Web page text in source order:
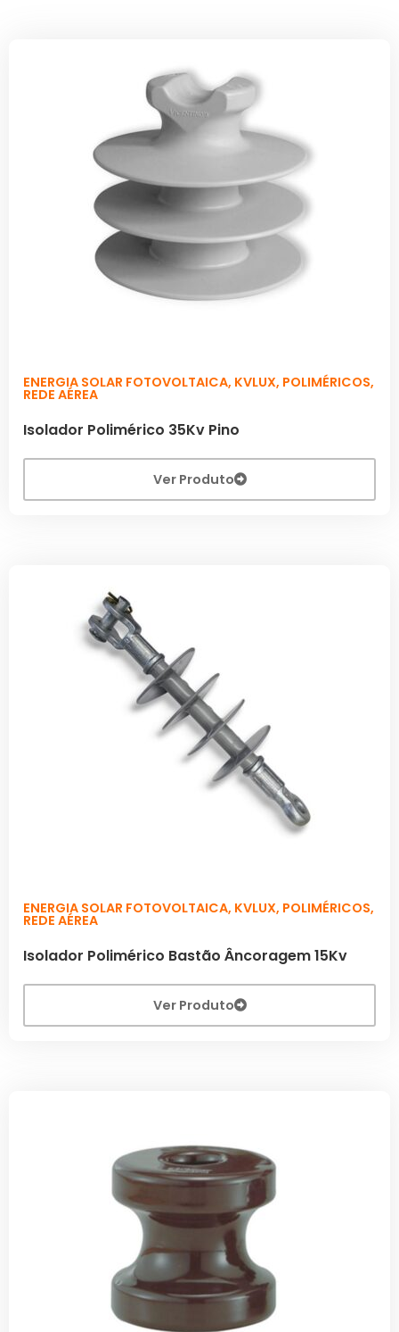
ENERGIA SOLAR FOTOVOLTAICA, KVLUX, POLIMÉRICOS,
REDE AÉREA
Isolador Polimérico 35Kv Pino
Ver Produto
ENERGIA SOLAR FOTOVOLTAICA, KVLUX, POLIMÉRICOS,
REDE AÉREA
Isolador Polimérico Bastão Âncoragem 15Kv
Ver Produto